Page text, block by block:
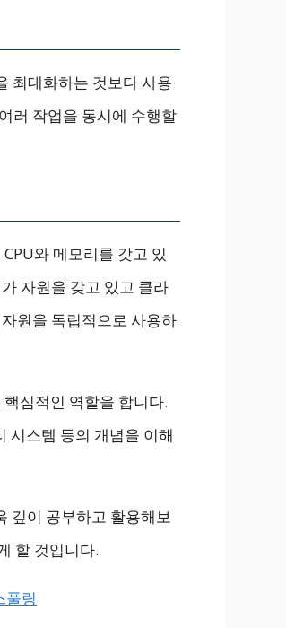
최대화하는 것보다 사용
러 작업을 동시에 수행할
와 메모리를 갖고 있
자원을 갖고 있고 클라
원을 독립적으로 사용하
심적인 역할을 합니다.
시스템 등의 개념을 이해
깊이 공부하고 활용해보
할 것입니다.
풀링